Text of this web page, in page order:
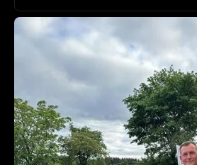
OFFRES
FAITES EN